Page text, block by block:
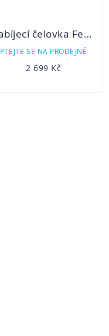
Nabíjecí čelovka Fenix HM70R
PTEJTE SE NA PRODEJNĚ
2 699 Kč